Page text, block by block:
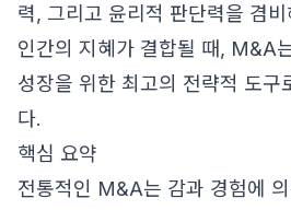
력, 그리고 윤리적 판단력을 겸
인간의 지혜가 결합될 때, M&A
성장을 위한 최고의 전략적 도구
다.
핵심 요약
전통적인 M&A는 감과 경험에